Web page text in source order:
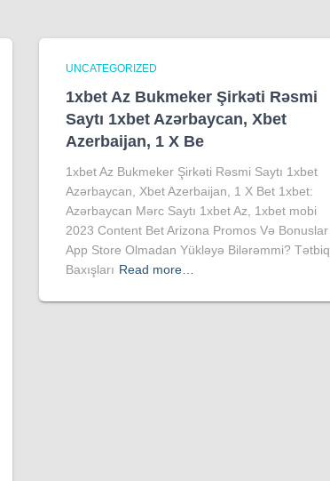
UNCATEGORIZED
1xbet Az Bukmeker Şirkəti Rəsmi
Saytı 1xbet Azərbaycan, Xbet
Azerbaijan, 1 X Be
1xbet Az Bukmeker Şirkəti Rəsmi Saytı 1xbet
Azərbaycan, Xbet Azerbaijan, 1 X Bet 1xbet:
Azərbaycan Mərc Saytı 1xbet Az, 1xbet mobi
2023 Content Bet Arizona Promos Və Bonuslar
App Store Olmadan Yükləyə Bilərəmmi? Tətbiq
Baxışları Read more…